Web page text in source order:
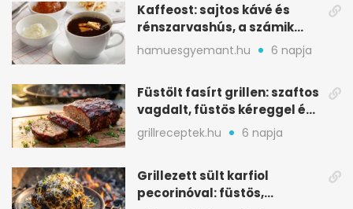
Kaffeost: sajtos kávé és
rénszarvashús, a számik
melegítő itala
hamuesgyemant.hu 6 napja
Füstölt fasírt grillen: szaftos
vagdalt, füstös kéreggel és
BBQ mázzal
grillreceptek.hu 6 napja
Grillezett sült karfiol
pecorinóval: füstös,